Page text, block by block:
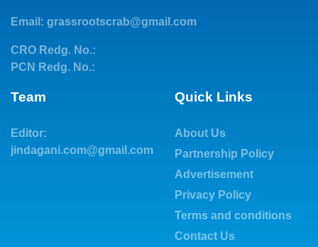
Email: grassrootscrab@gmail.com
CRO Redg. No.:
PCN Redg. No.:
Team
Editor:
jindagani.com@gmail.com
Quick Links
About Us
Partnership Policy
Advertisement
Privacy Policy
Terms and conditions
Contact Us